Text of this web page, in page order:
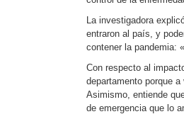
La investigadora
entraron al país, y
contener la pandemia:
Con respecto al
departamento porque
Asimismo, entiende
de emergencia que lo